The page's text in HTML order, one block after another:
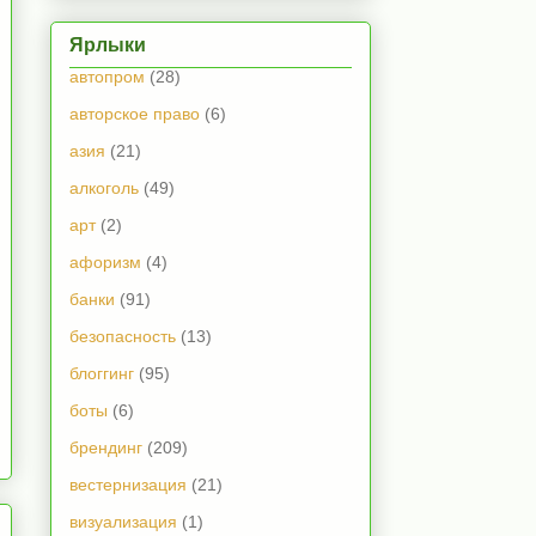
Ярлыки
автопром (28)
авторское право (6)
азия (21)
алкоголь (49)
арт (2)
афоризм (4)
банки (91)
безопасность (13)
блоггинг (95)
боты (6)
брендинг (209)
вестернизация (21)
визуализация (1)